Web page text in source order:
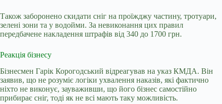
Також заборонено скидати сніг на проїжджу частину, тротуари,
зелені зони та у водойми. За невиконання цих правил
передбачене накладення штрафів від 340 до 1700 грн.
Реакція бізнесу
Бізнесмен Гарік Корогодський відреагував на указ КМДА. Він
заявив, що не розуміє логіки ухвалення наказів, які фактично
ніхто не виконує, зауваживши, що його бізнес самостійно
прибирає сніг, тоді як не всі мають таку можливість.